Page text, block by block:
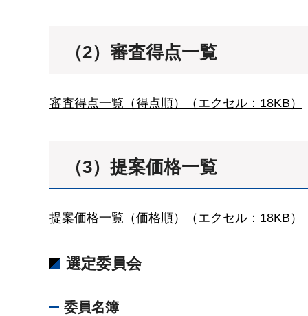
（2）審査得点一覧
審査得点一覧（得点順）（エクセル：18KB）
（3）提案価格一覧
提案価格一覧（価格順）（エクセル：18KB）
選定委員会
委員名簿